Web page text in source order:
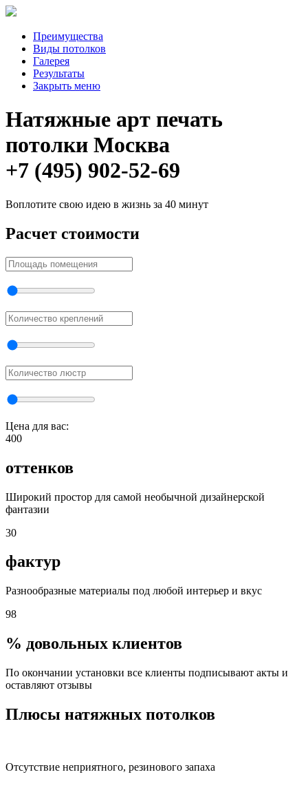
Преимущества
Виды потолков
Галерея
Результаты
Закрыть меню
Натяжные арт печать
потолки Москва
+7 (495) 902-52-69
Воплотите свою идею в жизнь за 40 минут
Расчет стоимости
Цена для вас:
400
оттенков
Широкий простор для самой необычной дизайнерской
фантазии
30
фактур
Разнообразные материалы под любой интерьер и вкус
98
% довольных клиентов
По окончании установки все клиенты подписывают акты и
оставляют отзывы
Плюсы натяжных потолков
Отсутствие неприятного, резинового запаха